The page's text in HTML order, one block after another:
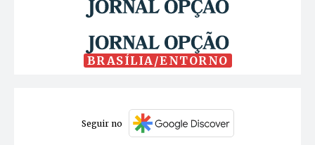
BRASÍLIA/ENTORNO
Seguir no